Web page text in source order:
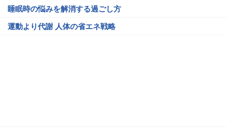
睡眠時の悩みを解消する過ごし方
運動より代謝 人体の省エネ戦略